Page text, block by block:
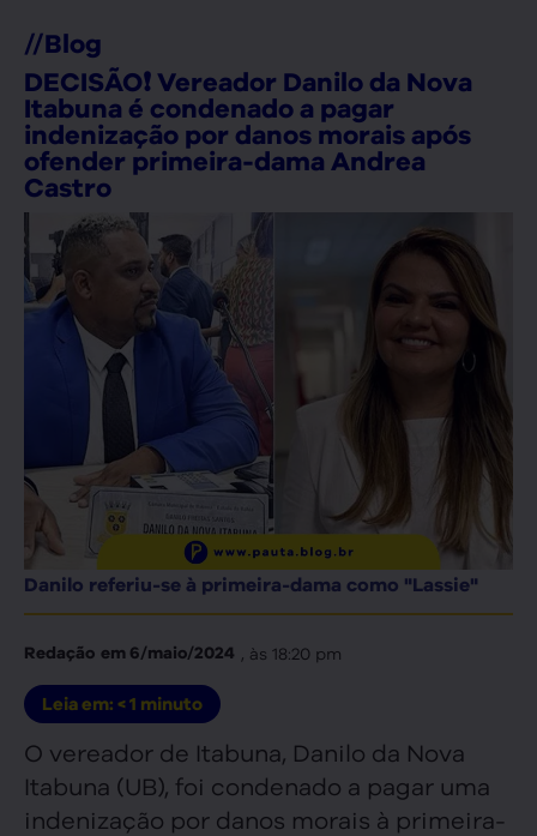
//Blog
DECISÃO❗ Vereador Danilo da Nova
Itabuna é condenado a pagar
indenização por danos morais após
ofender primeira-dama Andrea
Castro
Danilo referiu-se à primeira-dama como "Lassie"
Redação em 6/maio/2024 , às 18:20 pm
Leia em: < 1 minuto
O vereador de Itabuna, Danilo da Nova
Itabuna (UB), foi condenado a pagar uma
indenização por danos morais à primeira-